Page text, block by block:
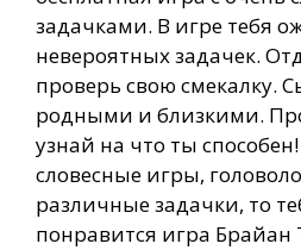
задачками. В игре тебя
невероятных задачек.
проверь свою смекалку.
родными и близкими.
узнай на что ты
словесные игры,
различные задачки, то
понравится игра Брайан